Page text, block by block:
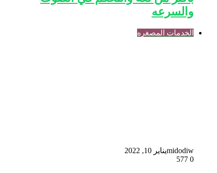
والسرعه
الخدمات المصغره
midodiwيناير 10, 2022
0